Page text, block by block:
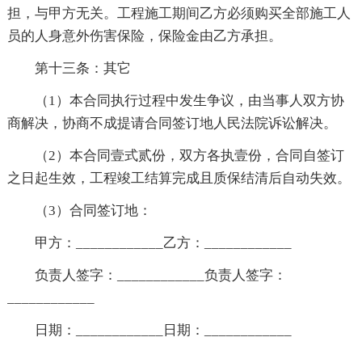
担，与甲方无关。工程施工期间乙方必须购买全部施工人
员的人身意外伤害保险，保险金由乙方承担。
第十三条：其它
（1）本合同执行过程中发生争议，由当事人双方协
商解决，协商不成提请合同签订地人民法院诉讼解决。
（2）本合同壹式贰份，双方各执壹份，合同自签订
之日起生效，工程竣工结算完成且质保结清后自动失效。
（3）合同签订地：
甲方：____________乙方：____________
负责人签字：____________负责人签字：
日期：____________日期：____________